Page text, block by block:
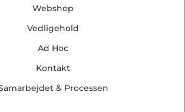
Webshop
Vedligehold
Ad Hoc
Kontakt
& Processen